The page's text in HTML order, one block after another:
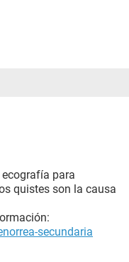
para
quistes son la causa
secundaria